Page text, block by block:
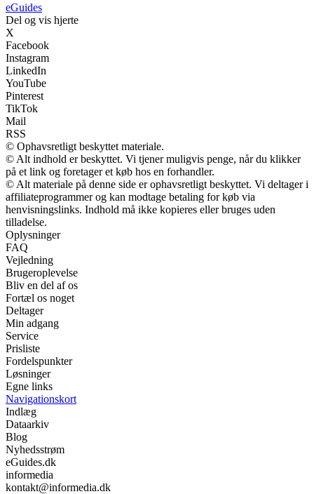
eGuides
Del og vis hjerte
X
Facebook
Instagram
LinkedIn
YouTube
Pinterest
TikTok
Mail
RSS
© Ophavsretligt beskyttet materiale.
© Alt indhold er beskyttet. Vi tjener muligvis penge, når du klikker
på et link og foretager et køb hos en forhandler.
© Alt materiale på denne side er ophavsretligt beskyttet. Vi deltager i
affiliateprogrammer og kan modtage betaling for køb via
henvisningslinks. Indhold må ikke kopieres eller bruges uden
tilladelse.
Oplysninger
FAQ
Vejledning
Brugeroplevelse
Bliv en del af os
Fortæl os noget
Deltager
Min adgang
Service
Prisliste
Fordelspunkter
Løsninger
Egne links
Navigationskort
Indlæg
Dataarkiv
Blog
Nyhedsstrøm
eGuides.dk
informedia
kontakt@informedia.dk